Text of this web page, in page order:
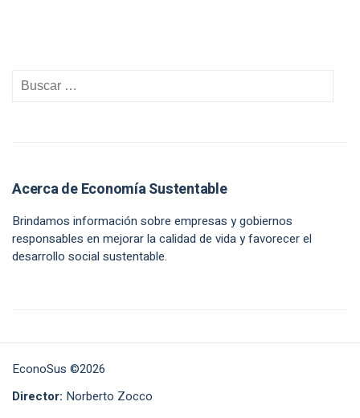
Acerca de Economía Sustentable
Brindamos información sobre empresas y gobiernos
responsables en mejorar la calidad de vida y favorecer el
desarrollo social sustentable.
EconoSus ©2026
Director: Norberto Zocco